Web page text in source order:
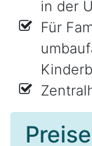
in der
Für